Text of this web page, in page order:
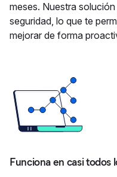
meses. Nuestra
seguridad, lo que te
mejorar de forma
Funciona en casi todos